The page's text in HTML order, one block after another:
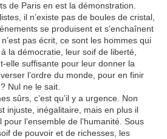
de Paris en est la démonstration.
il n’existe pas de boules de cristal,
se produisent et s’enchaînent
pas écrit, ce sont les hommes qui
la démocratie, leur soif de liberté,
elle suffisante pour leur donner la
l’ordre du monde, pour en finir
Nul ne le sait.
sûrs, c’est qu’il y a urgence. Non
injuste, inégalitaire, mais en plus il
l’ensemble de l’humanité. Sous
de pouvoir et de richesses, les